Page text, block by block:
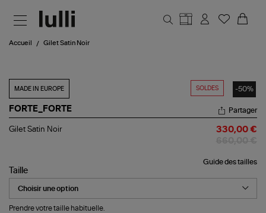
Accueil Gilet Satin Noir
SOLDES -50%
MADE IN EUROPE
FORTE_FORTE
Gilet
Partager
Gilet Satin Noir 330,00 €
Guide des tailles
Taille
Prendre votre taille habituelle.